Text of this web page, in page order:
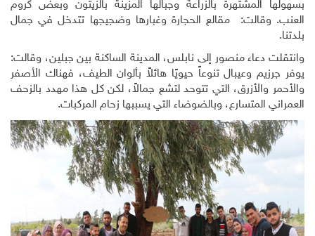
بسهولها المشتهرة بالزراعة وجبالها المزينة بالزيتون وبعض كروم
العنب. وقالت: مقالع الحجارة وغبارها وضجيجها تتدخل في جمال
بلدتنا.
وانتقلت دعاء منصور إلى نابلس، المدينة الساكنة بين جبلين، وقالت:
يوفر جرزيم وعيبال تنوعاً حيويًا هائلاً بألوان الطيف، فهناك الأصفر
والأحمر والأزرق، التي تتوحد لتشع جمالاً، لكن كل هذا مهدد بالزحف
العمراني المتسارع، وبالضوضاء التي يسببها زحام المركبات.